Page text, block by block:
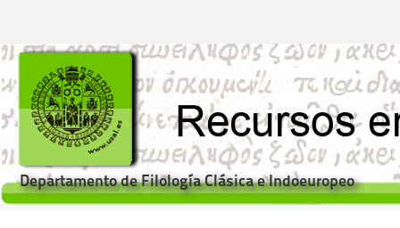
Departamento de Filología Clásica e Indoeuropeo